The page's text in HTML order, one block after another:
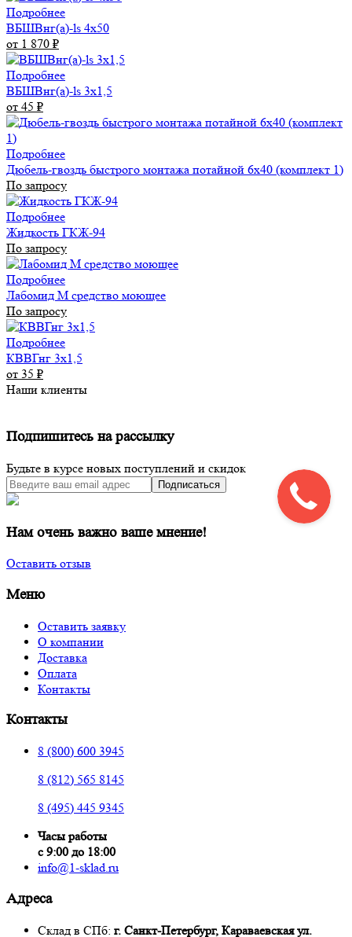
Подробнее
ВБШВнг(а)-ls 4x50
от 1 870 ₽
Подробнее
ВБШВнг(а)-ls 3х1,5
от 45 ₽
Подробнее
Дюбель-гвоздь быстрого монтажа потайной 6х40 (комплект 1)
По запросу
Подробнее
Жидкость ГКЖ-94
По запросу
Подробнее
Лабомид М средство моющее
По запросу
Подробнее
КВВГнг 3х1,5
от 35 ₽
Наши клиенты
Подпишитесь на рассылку
Будьте в курсе новых поступлений и скидок
Подписаться
Нам очень важно ваше мнение!
Оставить отзыв
Меню
Оставить заявку
О компании
Доставка
Оплата
Контакты
Контакты
8 (800) 600 3945
8 (812) 565 8145
8 (495) 445 9345
Часы работы
с 9:00 до 18:00
info@1-sklad.ru
Адреса
Склад в СПб: г. Санкт-Петербург, Караваевская ул.